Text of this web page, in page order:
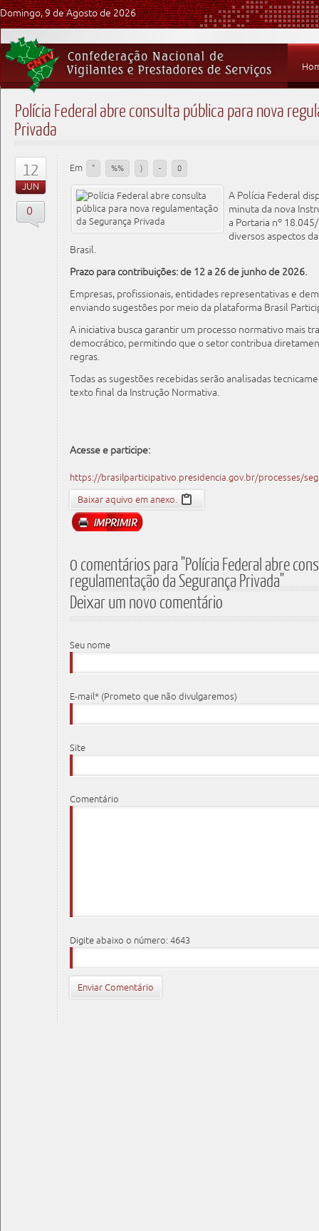
Domingo, 9 de Agosto de 2026
Polícia Federal abre consulta pública para nova
Privada
12
JUN
0
Em " %% ) - 0
A Polícia Federal
minuta da nova
a Portaria nº
diversos aspectos
Brasil.
Prazo para contribuições: de 12 a 26 de junho de 2026.
Empresas, profissionais, entidades representativas e
enviando sugestões por meio da plataforma Brasil
A iniciativa busca garantir um processo normativo mais
democrático, permitindo que o setor contribua
regras.
Todas as sugestões recebidas serão analisadas
texto final da Instrução Normativa.
Acesse e participe:
https://brasilparticipativo.presidencia.gov.br/processes/
Baixar aquivo em anexo.
0 comentários para "Polícia Federal abre
regulamentação da Segurança Privada"
Deixar um novo comentário
Seu nome
E-mail* (Prometo que não divulgaremos)
Site
Comentário
Digite abaixo o número: 4643